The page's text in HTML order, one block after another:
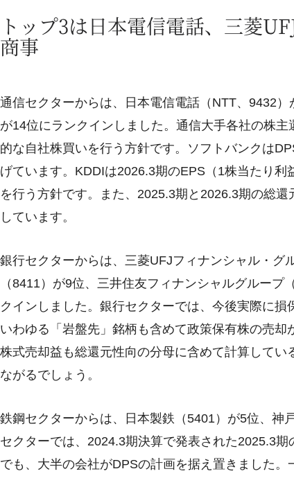
トップ3は日本電信電話、三菱
商事
通信セクターからは、日本電信電話（NTT、9432
が14位にランクインしました。通信大手各社の株
的な自社株買いを行う方針です。ソフトバンクは
げています。KDDIは2026.3期のEPS（1株当たり
を行う方針です。また、2025.3期と2026.3期の総
しています。
銀行セクターからは、三菱UFJフィナンシャル・
（8411）が9位、三井住友フィナンシャルグルー
クインしました。銀行セクターでは、今後実際に損
いわゆる「岩盤先」銘柄も含めて政策保有株の売
株式売却益も総還元性向の分母に含めて計算して
ながるでしょう。
鉄鋼セクターからは、日本製鉄（5401）が5位、神
セクターでは、2024.3期決算で発表された2025.3
でも、大半の会社がDPSの計画を据え置きました